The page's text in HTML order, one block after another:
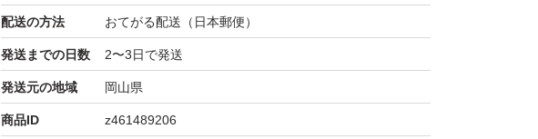
頭皮ケアタイプ：地肌ケア スカルプケア フケ、頭皮のかゆみ
ヘアタイプ：ダメージヘア
仕上がり：しっとり まとまる
特徴：無鉱物油 パラベンフリー 紫外線吸収剤不使用
香り：ローズ
配送の方法 おてがる配送（日本郵便）
発送までの日数 2〜3日で発送
発送元の地域 岡山県
商品ID z461489206